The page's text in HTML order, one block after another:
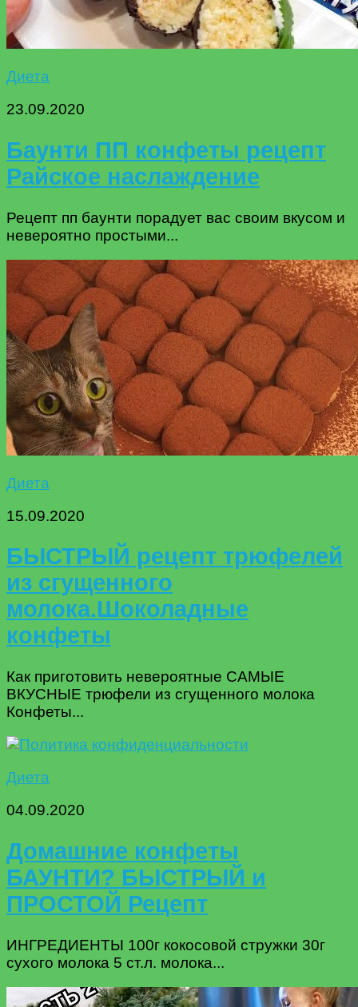
Диета
23.09.2020
Баунти ПП конфеты рецепт
Райское наслаждение
Рецепт пп баунти порадует вас своим вкусом и
невероятно простыми...
Диета
15.09.2020
БЫСТРЫЙ рецепт трюфелей
из сгущенного
молока.Шоколадные
конфеты
Как приготовить невероятные САМЫЕ
ВКУСНЫЕ трюфели из сгущенного молока
Конфеты...
Диета
04.09.2020
Домашние конфеты
БАУНТИ? БЫСТРЫЙ и
ПРОСТОЙ Рецепт
ИНГРЕДИЕНТЫ 100г кокосовой стружки 30г
сухого молока 5 ст.л. молока...